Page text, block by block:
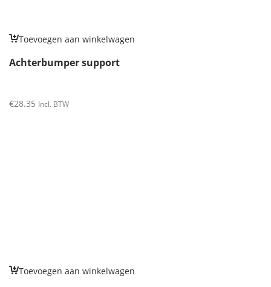
Toevoegen aan winkelwagen
Achterbumper support
€28.35 Incl. BTW
Toevoegen aan winkelwagen